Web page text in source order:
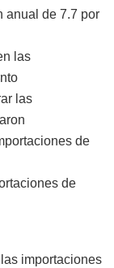
anual de 7.7 por
las
las
de
de
importaciones